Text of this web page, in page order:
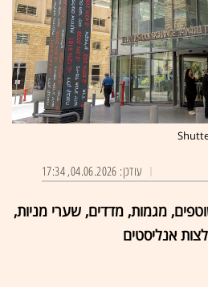
עודכן: 04.06.2026, 17:34
מגמות, מדדים, שערי מניות,
אנליסטים